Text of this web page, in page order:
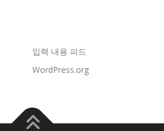
입력 내용 피드
WordPress.org